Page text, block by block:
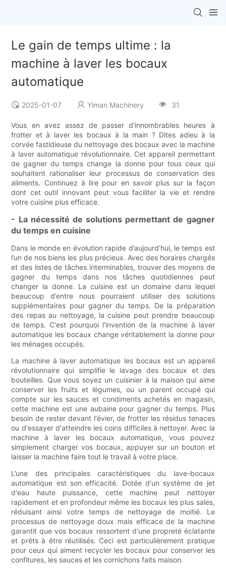
Le gain de temps ultime : la
machine à laver les bocaux
automatique
2025-01-07 Yiman Machinery 31
Vous en avez assez de passer d'innombrables heures à
frotter et à laver les bocaux à la main ? Dites adieu à la
corvée fastidieuse du nettoyage des bocaux avec la machine
à laver automatique révolutionnaire. Cet appareil permettant
de gagner du temps change la donne pour tous ceux qui
souhaitent rationaliser leur processus de conservation des
aliments. Continuez à lire pour en savoir plus sur la façon
dont cet outil innovant peut vous faciliter la vie et rendre
votre cuisine plus efficace.
- La nécessité de solutions permettant de gagner
du temps en cuisine
Dans le monde en évolution rapide d’aujourd’hui, le temps est
l’un de nos biens les plus précieux. Avec des horaires chargés
et des listes de tâches interminables, trouver des moyens de
gagner du temps dans nos tâches quotidiennes peut
changer la donne. La cuisine est un domaine dans lequel
beaucoup d’entre nous pourraient utiliser des solutions
supplémentaires pour gagner du temps. De la préparation
des repas au nettoyage, la cuisine peut prendre beaucoup
de temps. C'est pourquoi l'invention de la machine à laver
automatique les bocaux change véritablement la donne pour
les ménages occupés.
La machine à laver automatique les bocaux est un appareil
révolutionnaire qui simplifie le lavage des bocaux et des
bouteilles. Que vous soyez un cuisinier à la maison qui aime
conserver les fruits et légumes, ou un parent occupé qui
compte sur les sauces et condiments achetés en magasin,
cette machine est une aubaine pour gagner du temps. Plus
besoin de rester devant l'évier, de frotter les résidus tenaces
ou d'essayer d'atteindre les coins difficiles à nettoyer. Avec la
machine à laver les bocaux automatique, vous pouvez
simplement charger vos bocaux, appuyer sur un bouton et
laisser la machine faire tout le travail à votre place.
L’une des principales caractéristiques du lave-bocaux
automatique est son efficacité. Dotée d'un système de jet
d'eau haute puissance, cette machine peut nettoyer
rapidement et en profondeur même les bocaux les plus sales,
réduisant ainsi votre temps de nettoyage de moitié. Le
processus de nettoyage doux mais efficace de la machine
garantit que vos bocaux ressortent d'une propreté éclatante
et prêts à être réutilisés. Ceci est particulièrement pratique
pour ceux qui aiment recycler les bocaux pour conserver les
confitures, les sauces et les cornichons faits maison.